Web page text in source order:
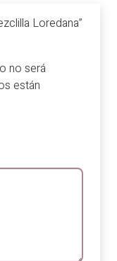
Loredana”
no será
están